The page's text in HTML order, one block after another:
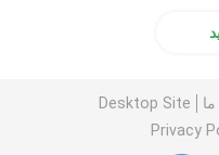
Desktop Site
Privacy